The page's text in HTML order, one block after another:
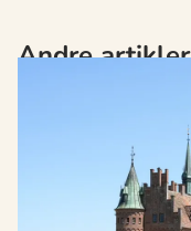
Andre artikler